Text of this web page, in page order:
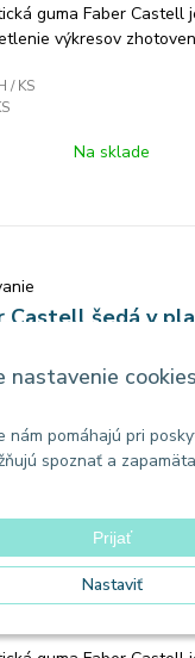
nastavenie cookies
nám pomáhajú pri
spoznať a
Prijať
Nastaviť
guma Faber Castell
výkresov
alebo pastelom. Je
odpad po
plastovej
/ KS
Na sklade
Castell šedá v